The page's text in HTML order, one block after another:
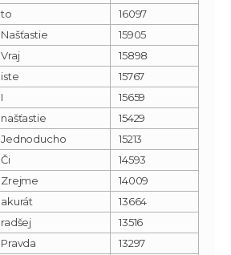
to
16097
Našťastie
15905
Vraj
15898
iste
15767
I
15659
našťastie
15429
Jednoducho
15213
Či
14593
Zrejme
14009
akurát
13664
radšej
13516
Pravda
13297